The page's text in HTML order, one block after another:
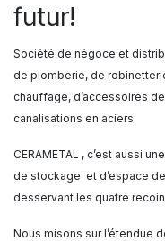
futur!
Société de négoce et
de plomberie, de
chauffage, d’accessoires
canalisations en aciers
CERAMETAL , c’est aussi
de stockage et d’espace
desservant les quatre
Nous misons sur l’étendue